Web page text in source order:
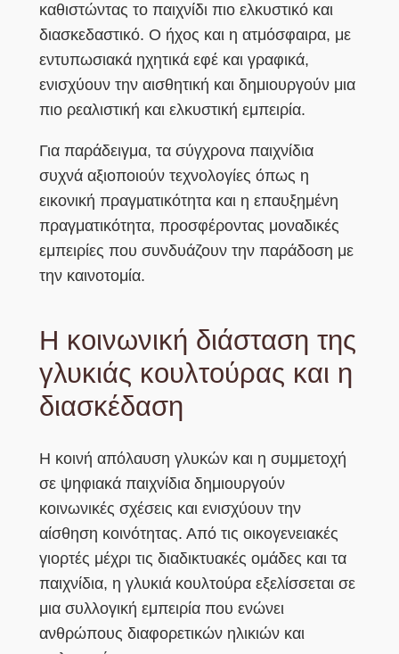
καθιστώντας το παιχνίδι πιο ελκυστικό και
διασκεδαστικό. Ο ήχος και η ατμόσφαιρα, με
εντυπωσιακά ηχητικά εφέ και γραφικά,
ενισχύουν την αισθητική και δημιουργούν μια
πιο ρεαλιστική και ελκυστική εμπειρία.
Για παράδειγμα, τα σύγχρονα παιχνίδια
συχνά αξιοποιούν τεχνολογίες όπως η
εικονική πραγματικότητα και η επαυξημένη
πραγματικότητα, προσφέροντας μοναδικές
εμπειρίες που συνδυάζουν την παράδοση με
την καινοτομία.
Η κοινωνική διάσταση της
γλυκιάς κουλτούρας και η
διασκέδαση
Η κοινή απόλαυση γλυκών και η συμμετοχή
σε ψηφιακά παιχνίδια δημιουργούν
κοινωνικές σχέσεις και ενισχύουν την
αίσθηση κοινότητας. Από τις οικογενειακές
γιορτές μέχρι τις διαδικτυακές ομάδες και τα
παιχνίδια, η γλυκιά κουλτούρα εξελίσσεται σε
μια συλλογική εμπειρία που ενώνει
ανθρώπους διαφορετικών ηλικιών και